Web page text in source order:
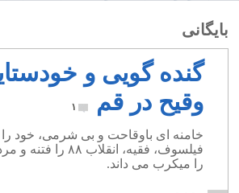
بایگانی
گنده گویی و
وقیح در قم
۱
خامنه ای باوقاحت و بی شرمی، خود را
فیلسوف، فقیه، انقلاب
را میکرب می داند.